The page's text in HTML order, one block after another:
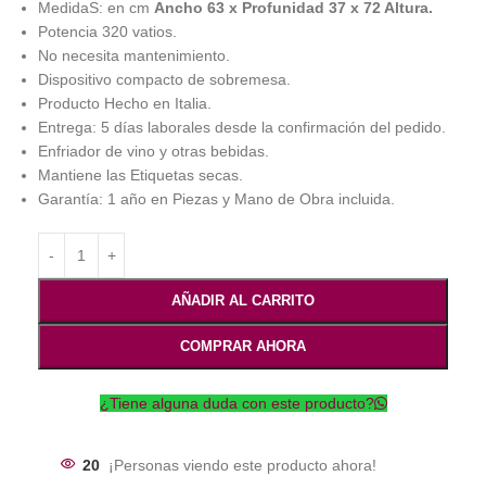
MedidaS: en cm Ancho 63 x Profunidad 37 x 72 Altura.
Potencia 320 vatios.
No necesita mantenimiento.
Dispositivo compacto de sobremesa.
Producto Hecho en Italia.
Entrega: 5 días laborales desde la confirmación del pedido.
Enfriador de vino y otras bebidas.
Mantiene las Etiquetas secas.
Garantía: 1 año en Piezas y Mano de Obra incluida.
AÑADIR AL CARRITO
COMPRAR AHORA
¿Tiene alguna duda con este producto?
20 ¡Personas viendo este producto ahora!